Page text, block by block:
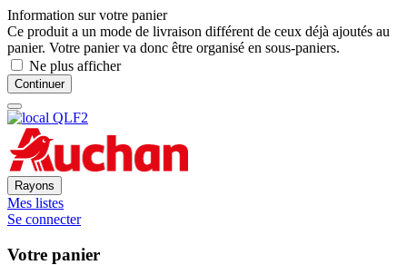
Information sur votre panier
Ce produit a un mode de livraison différent de ceux déjà ajoutés au
panier. Votre panier va donc être organisé en sous-paniers.
Ne plus afficher
Continuer
Rayons
Mes listes
Se connecter
Votre panier